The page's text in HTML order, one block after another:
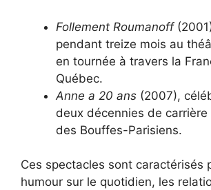
Follement Roumanoff
pendant treize mois au
en tournée à travers la
Québec.
Anne a 20 ans (2007),
deux décennies de carrière
des Bouffes-Parisiens.
Ces spectacles sont caractérisés
humour sur le quotidien, les